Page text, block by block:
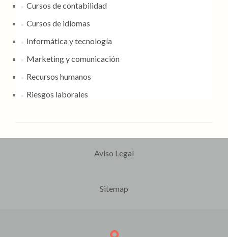
Cursos de contabilidad
Cursos de idiomas
Informática y tecnología
Marketing y comunicación
Recursos humanos
Riesgos laborales
Aviso Legal
Sitemap